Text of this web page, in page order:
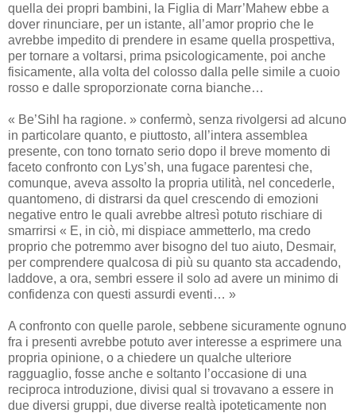
quella dei propri bambini, la Figlia di Marr’Mahew ebbe a
dover rinunciare, per un istante, all’amor proprio che le
avrebbe impedito di prendere in esame quella prospettiva,
per tornare a voltarsi, prima psicologicamente, poi anche
fisicamente, alla volta del colosso dalla pelle simile a cuoio
rosso e dalle sproporzionate corna bianche…
« Be’Sihl ha ragione. » confermò, senza rivolgersi ad alcuno
in particolare quanto, e piuttosto, all’intera assemblea
presente, con tono tornato serio dopo il breve momento di
faceto confronto con Lys’sh, una fugace parentesi che,
comunque, aveva assolto la propria utilità, nel concederle,
quantomeno, di distrarsi da quel crescendo di emozioni
negative entro le quali avrebbe altresì potuto rischiare di
smarrirsi « E, in ciò, mi dispiace ammetterlo, ma credo
proprio che potremmo aver bisogno del tuo aiuto, Desmair,
per comprendere qualcosa di più su quanto sta accadendo,
laddove, a ora, sembri essere il solo ad avere un minimo di
confidenza con questi assurdi eventi… »
A confronto con quelle parole, sebbene sicuramente ognuno
fra i presenti avrebbe potuto aver interesse a esprimere una
propria opinione, o a chiedere un qualche ulteriore
ragguaglio, fosse anche e soltanto l’occasione di una
reciproca introduzione, divisi qual si trovavano a essere in
due diversi gruppi, due diverse realtà ipoteticamente non